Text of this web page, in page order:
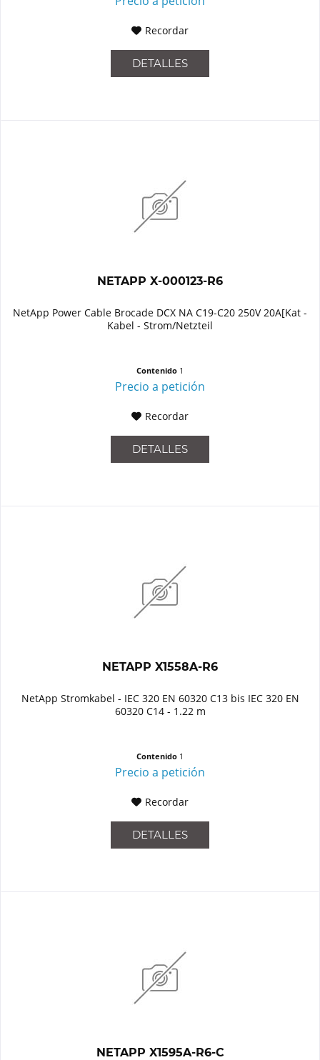
Recordar
DETALLES
NETAPP X-000123-R6
NetApp Power Cable Brocade DCX NA C19-C20 250V 20A[Kat -
Kabel - Strom/Netzteil
Contenido 1
Precio a petición
Recordar
DETALLES
NETAPP X1558A-R6
NetApp Stromkabel - IEC 320 EN 60320 C13 bis IEC 320 EN
60320 C14 - 1.22 m
Contenido 1
Precio a petición
Recordar
DETALLES
NETAPP X1595A-R6-C